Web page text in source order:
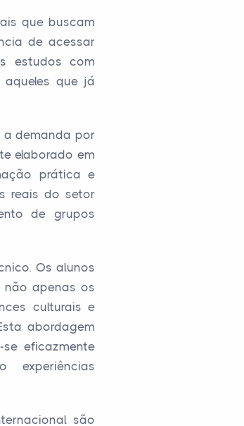
que buscam
de acessar
estudos com
aqueles que já
a demanda por
elaborado em
prática e
reais do setor
de grupos
Os alunos
não apenas os
culturais e
abordagem
eficazmente
experiências
são